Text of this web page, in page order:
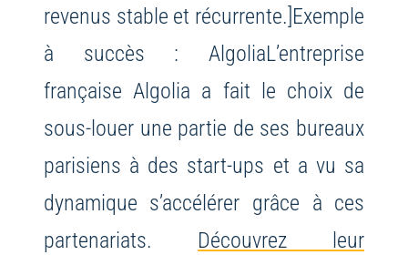
revenus stable et récurrente.]Exemple
à succès : AlgoliaL’entreprise
française Algolia a fait le choix de
sous-louer une partie de ses bureaux
parisiens à des start-ups et a vu sa
dynamique s’accélérer grâce à ces
partenariats. Découvrez leur